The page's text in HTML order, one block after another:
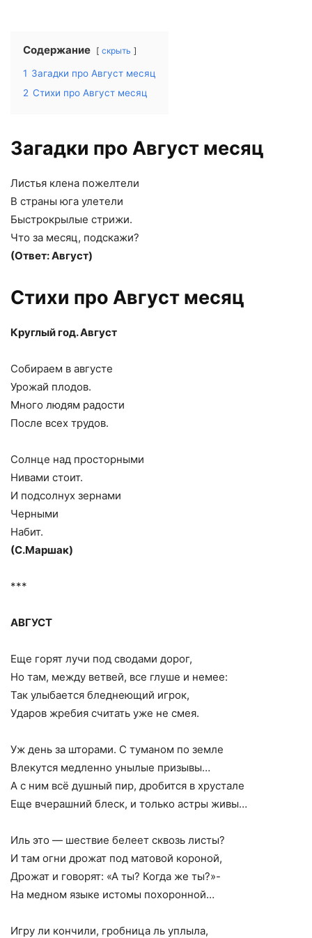
Содержание скрыть
1 Загадки про Август месяц
2 Стихи про Август месяц
Загадки про Август месяц
Листья клена пожелтели
В страны юга улетели
Быстрокрылые стрижи.
Что за мeсяц, подскажи?
(Ответ: Август)
Стихи про Август месяц
Круглый год. Август
Собираем в августе
Урожай плодов.
Много людям радости
После всех трудов.
Солнце над просторными
Нивами стоит.
И подсолнух зернами
Черными
Набит.
(С.Маршак)
***
АВГУСТ
Еще горят лучи под сводами дорог,
Но там, между ветвей, все глуше и немее:
Так улыбается бледнеющий игрок,
Ударов жребия считать уже не смея.
Уж день за шторами. С туманом по земле
Влекутся медленно унылые призывы…
А с ним всё душный пир, дробится в хрустале
Еще вчерашний блеск, и только астры живы…
Иль это — шествие белеет сквозь листы?
И там огни дрожат под матовой короной,
Дрожат и говорят: «А ты? Когда же ты?»-
На медном языке истомы похоронной…
Игру ли кончили, гробница ль уплыла,